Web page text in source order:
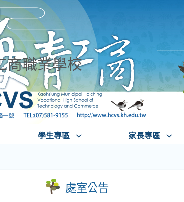
商職業學校
學生專區 家長專區
處室公告